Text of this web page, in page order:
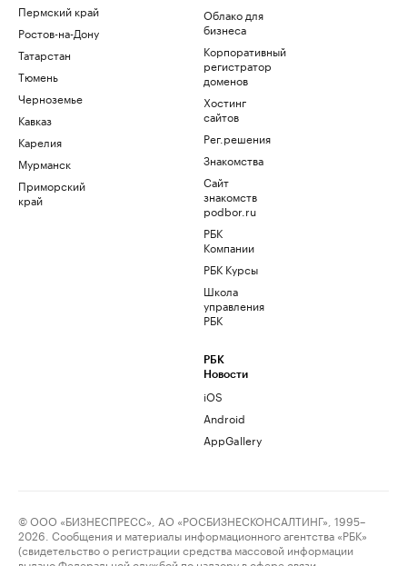
Пермский край
Ростов-на-Дону
Татарстан
Тюмень
Черноземье
Кавказ
Карелия
Мурманск
Приморский
край
Облако для
бизнеса
Корпоративный
регистратор
доменов
Хостинг
сайтов
Рег.решения
Знакомства
Сайт
знакомств
podbor.ru
РБК
Компании
РБК Курсы
Школа
управления
РБК
РБК
Новости
iOS
Android
AppGallery
© ООО «БИЗНЕСПРЕСС», АО «РОСБИЗНЕСКОНСАЛТИНГ», 1995–
2026. Сообщения и материалы информационного агентства «РБК»
(свидетельство о регистрации средства массовой информации